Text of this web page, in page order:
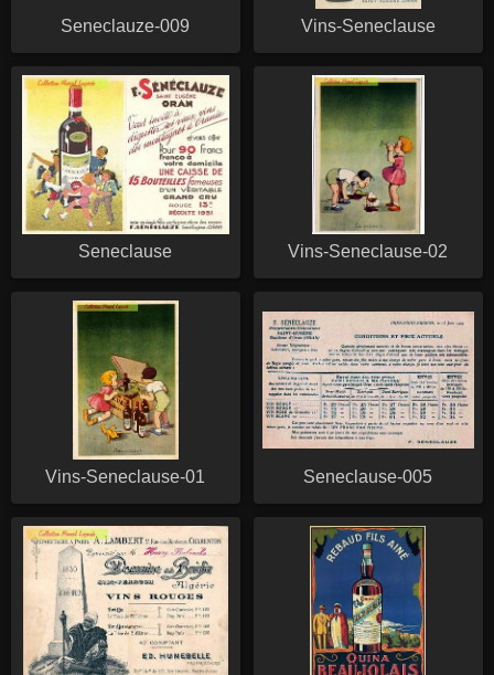
Seneclauze-009 Vins-Seneclause
Seneclause Vins-Seneclause-02
Vins-Seneclause-01 Seneclause-005